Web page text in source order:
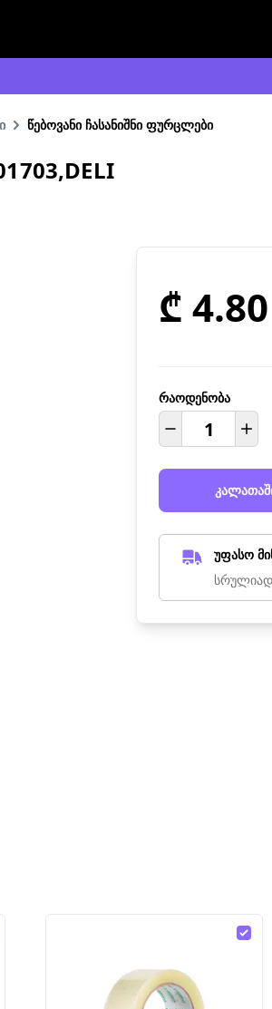
წებოვანი ჩასანიშნი ფურცლები
₾ 4.80
რაოდენობა
უფასო
სრულიად